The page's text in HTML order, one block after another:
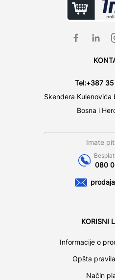
Tel:+387
Skendera
Bosna i
Imate
080
KORISNI
Informacije o
Opšta
Način